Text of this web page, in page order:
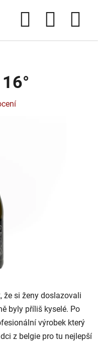
Hledat
NÁKUPNÍ
že si ženy doslazovali
byly příliš kyselé. Po
výrobek který
z belgie pro tu nejlepší